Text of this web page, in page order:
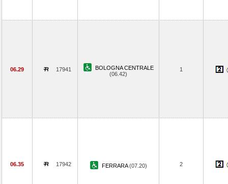
06.29 17941
BOLOGNA CENTRALE
(06.42)
1
06.35 17942 FERRARA(07.20) 2